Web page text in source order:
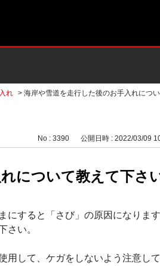
れ > 海岸や雪道を走行した後のお手入れにつ
No : 3390 公開日時 : 2022/03/09
について教えて下さ
すると「さび」の原因になります
さい。
して、ケガをしないよう注意して